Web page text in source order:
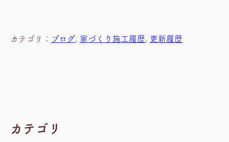
カテゴリ： ブログ, 家づくり施工履歴, 更新履歴
カテゴリ